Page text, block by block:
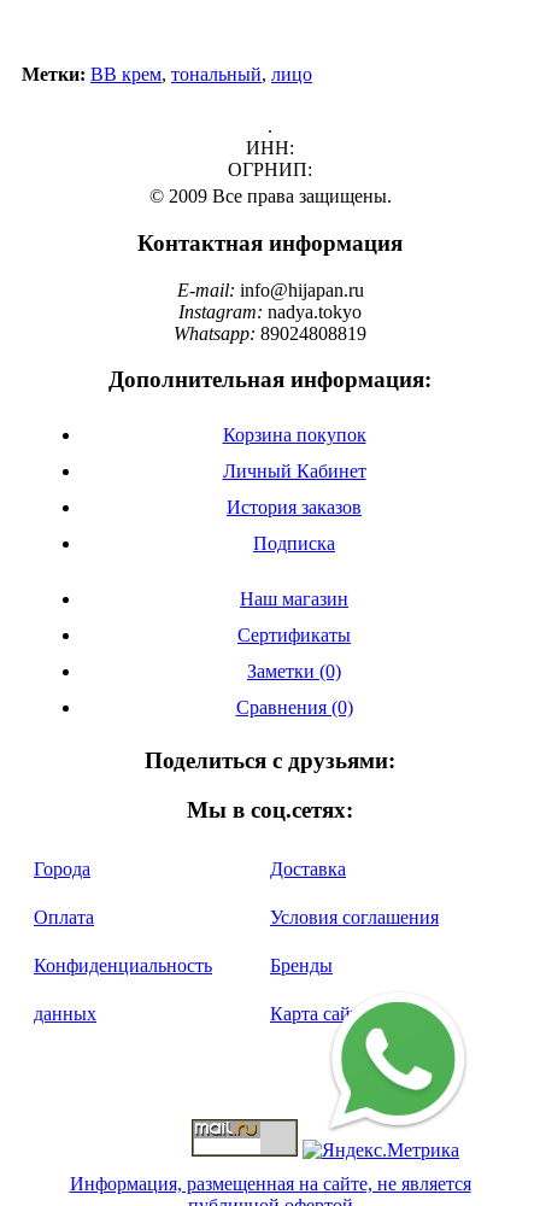
Метки: ВВ крем, тональный, лицо
.
ИНН:
ОГРНИП:
© 2009 Все права защищены.
Контактная информация
E-mail: info@hijapan.ru
Instagram: nadya.tokyo
Whatsapp: 89024808819
Дополнительная информация:
Корзина покупок
Личный Кабинет
История заказов
Подписка
Наш магазин
Сертификаты
Заметки (0)
Сравнения (0)
Поделиться с друзьями:
Мы в соц.сетях:
Города Доставка
Оплата Условия соглашения
Конфиденциальность
данных
Бренды
Карта сайта
Информация, размещенная на сайте, не является